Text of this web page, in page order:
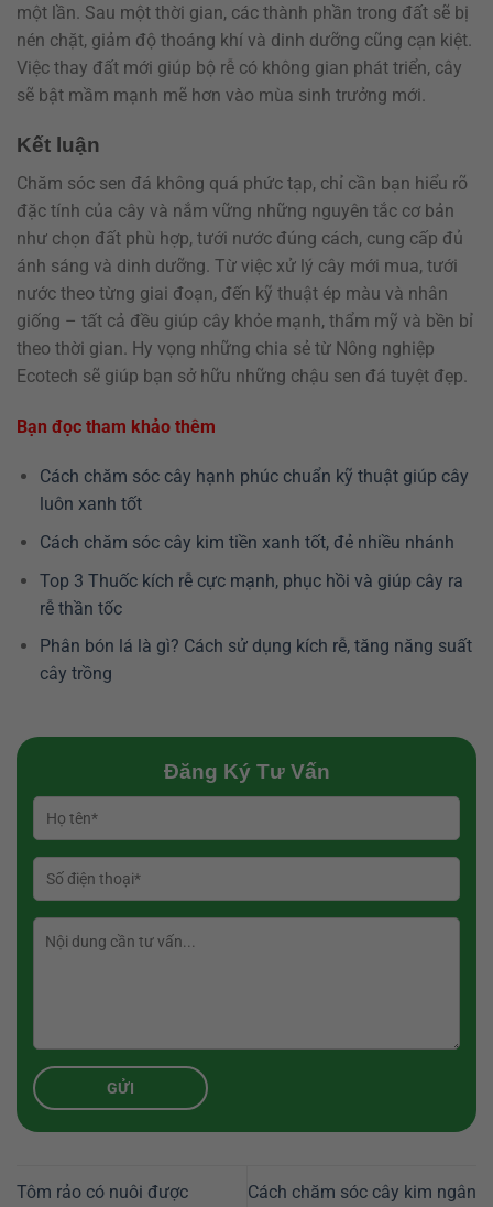
một lần. Sau một thời gian, các thành phần trong đất sẽ bị
nén chặt, giảm độ thoáng khí và dinh dưỡng cũng cạn kiệt.
Việc thay đất mới giúp bộ rễ có không gian phát triển, cây
sẽ bật mầm mạnh mẽ hơn vào mùa sinh trưởng mới.
Kết luận
Chăm sóc sen đá không quá phức tạp, chỉ cần bạn hiểu rõ
đặc tính của cây và nắm vững những nguyên tắc cơ bản
như chọn đất phù hợp, tưới nước đúng cách, cung cấp đủ
ánh sáng và dinh dưỡng. Từ việc xử lý cây mới mua, tưới
nước theo từng giai đoạn, đến kỹ thuật ép màu và nhân
giống – tất cả đều giúp cây khỏe mạnh, thẩm mỹ và bền bỉ
theo thời gian. Hy vọng những chia sẻ từ Nông nghiệp
Ecotech sẽ giúp bạn sở hữu những chậu sen đá tuyệt đẹp.
Bạn đọc tham khảo thêm
Cách chăm sóc cây hạnh phúc chuẩn kỹ thuật giúp cây
luôn xanh tốt
Cách chăm sóc cây kim tiền xanh tốt, đẻ nhiều nhánh
Top 3 Thuốc kích rễ cực mạnh, phục hồi và giúp cây ra
rễ thần tốc
Phân bón lá là gì? Cách sử dụng kích rễ, tăng năng suất
cây trồng
Đăng Ký Tư Vấn
Tôm rảo có nuôi được
Cách chăm sóc cây kim ngân